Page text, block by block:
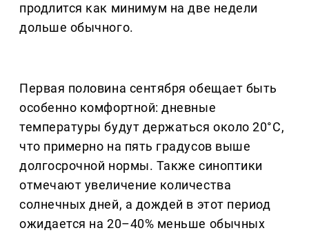
продлится как минимум на две недели
дольше обычного.
Первая половина сентября обещает быть
особенно комфортной: дневные
температуры будут держаться около 20°C,
что примерно на пять градусов выше
долгосрочной нормы. Также синоптики
отмечают увеличение количества
солнечных дней, а дождей в этот период
ожидается на 20–40% меньше обычных